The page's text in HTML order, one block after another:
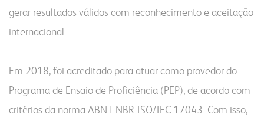
gerar resultados válidos com reconhecimento e aceitação
internacional.
Em 2018, foi acreditado para atuar como provedor do
Programa de Ensaio de Proficiência (PEP), de acordo com
critérios da norma ABNT NBR ISO/IEC 17043. Com isso,